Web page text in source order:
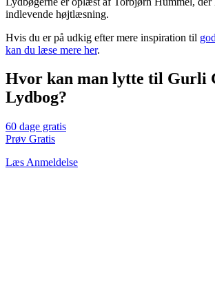
indlevende højtlæsning.
Hvis du er på udkig efter mere inspiration til
kan du læse mere her.
Hvor kan man lytte til Gurli
Lydbog?
60 dage gratis
Prøv Gratis
Læs Anmeldelse